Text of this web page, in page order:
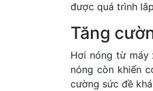
được quá trình
Tăng
Hơi nóng từ máy
nóng còn khiến
cường sức đề